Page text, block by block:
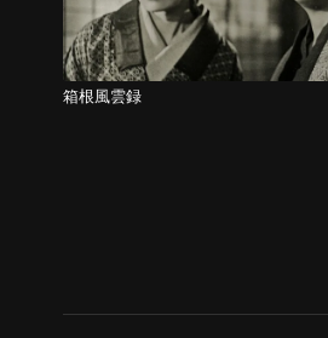
箱根風雲録